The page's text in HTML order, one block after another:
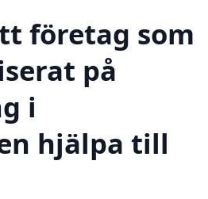
företag som
på
i
hjälpa till